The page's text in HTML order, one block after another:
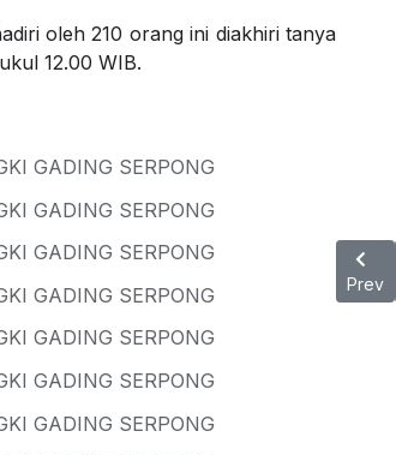
oleh 210 orang ini diakhiri tanya
12.00 WIB.
Prev